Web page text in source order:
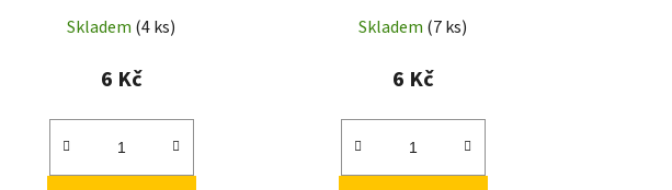
Skladem (4 ks)
6 Kč
Skladem (7 ks)
6 Kč